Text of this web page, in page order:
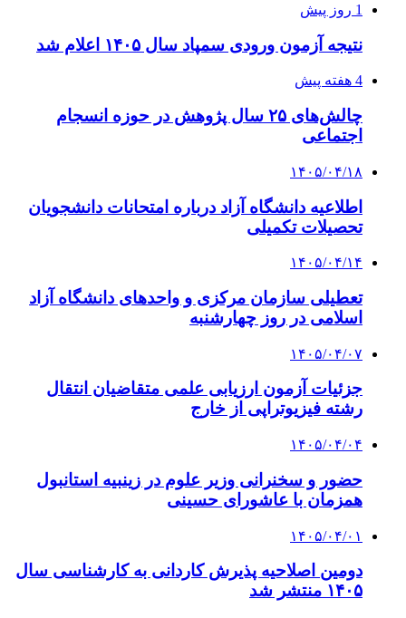
1 روز پیش
نتیجه آزمون ورودی سمپاد سال ۱۴۰۵ اعلام شد
4 هفته پیش
چالش‌های ۲۵ سال پژوهش در حوزه انسجام
اجتماعی
۱۴۰۵/۰۴/۱۸
اطلاعیه دانشگاه آزاد درباره امتحانات دانشجویان
تحصیلات تکمیلی
۱۴۰۵/۰۴/۱۴
تعطیلی سازمان مرکزی و واحدهای دانشگاه آزاد
اسلامی در روز چهارشنبه
۱۴۰۵/۰۴/۰۷
جزئیات آزمون ارزیابی علمی متقاضیان انتقال
رشته فیزیوتراپی از خارج
۱۴۰۵/۰۴/۰۴
حضور و سخنرانی وزیر علوم در زینبیه استانبول
همزمان با عاشورای حسینی
۱۴۰۵/۰۴/۰۱
دومین اصلاحیه پذیرش کاردانی به کارشناسی‌ سال
۱۴۰۵ منتشر شد